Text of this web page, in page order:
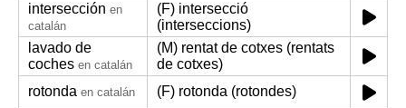
intersección en
catalán
(F) intersecció
(interseccions)
lavado de
coches en catalán
(M) rentat de cotxes (rentats
de cotxes)
rotonda en catalán
(F) rotonda (rotondes)